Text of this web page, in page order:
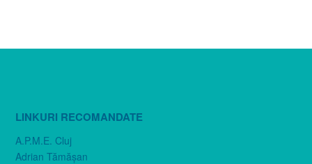
LINKURI RECOMANDATE
A.P.M.E. Cluj
Adrian Tămăşan